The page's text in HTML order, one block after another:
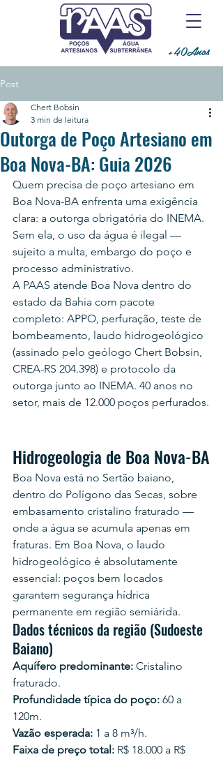
+40Anos
Post
Outorga de Poço Artesiano em
Boa Nova-BA: Guia 2026
Chert Bobsin
3 min de leitura
Quem precisa de poço artesiano em
Boa Nova-BA enfrenta uma exigência
clara: a outorga obrigatória do INEMA.
Sem ela, o uso da água é ilegal —
sujeito a multa, embargo do poço e
processo administrativo.
A PAAS atende Boa Nova dentro do
estado da Bahia com pacote
completo: APPO, perfuração, teste de
bombeamento, laudo hidrogeológico
(assinado pelo geólogo Chert Bobsin,
CREA-RS 204.398) e protocolo da
outorga junto ao INEMA. 40 anos no
setor, mais de 12.000 poços perfurados.
Hidrogeologia de Boa Nova-BA
Boa Nova está no Sertão baiano,
dentro do Polígono das Secas, sobre
embasamento cristalino fraturado —
onde a água se acumula apenas em
fraturas. Em Boa Nova, o laudo
hidrogeológico é absolutamente
essencial: poços bem locados
garantem segurança hídrica
permanente em região semiárida.
Dados técnicos da região (Sudoeste
Baiano)
Aquífero predominante: Cristalino
fraturado.
Profundidade típica do poço: 60 a
120m.
Vazão esperada: 1 a 8 m³/h.
Faixa de preço total: R$ 18.000 a R$